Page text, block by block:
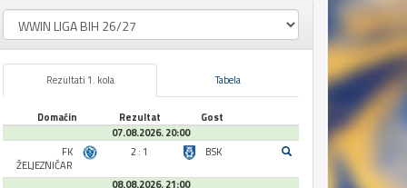
Rezultati 1. kola Tabela
Domaćin Rezultat
Gost
07.08.2026. 20:00
FK
ŽELJEZNIČAR
2 : 1 BSK
08.08.2026. 21:00